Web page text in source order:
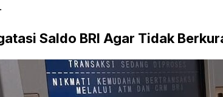
Saldo BRI Agar Tidak